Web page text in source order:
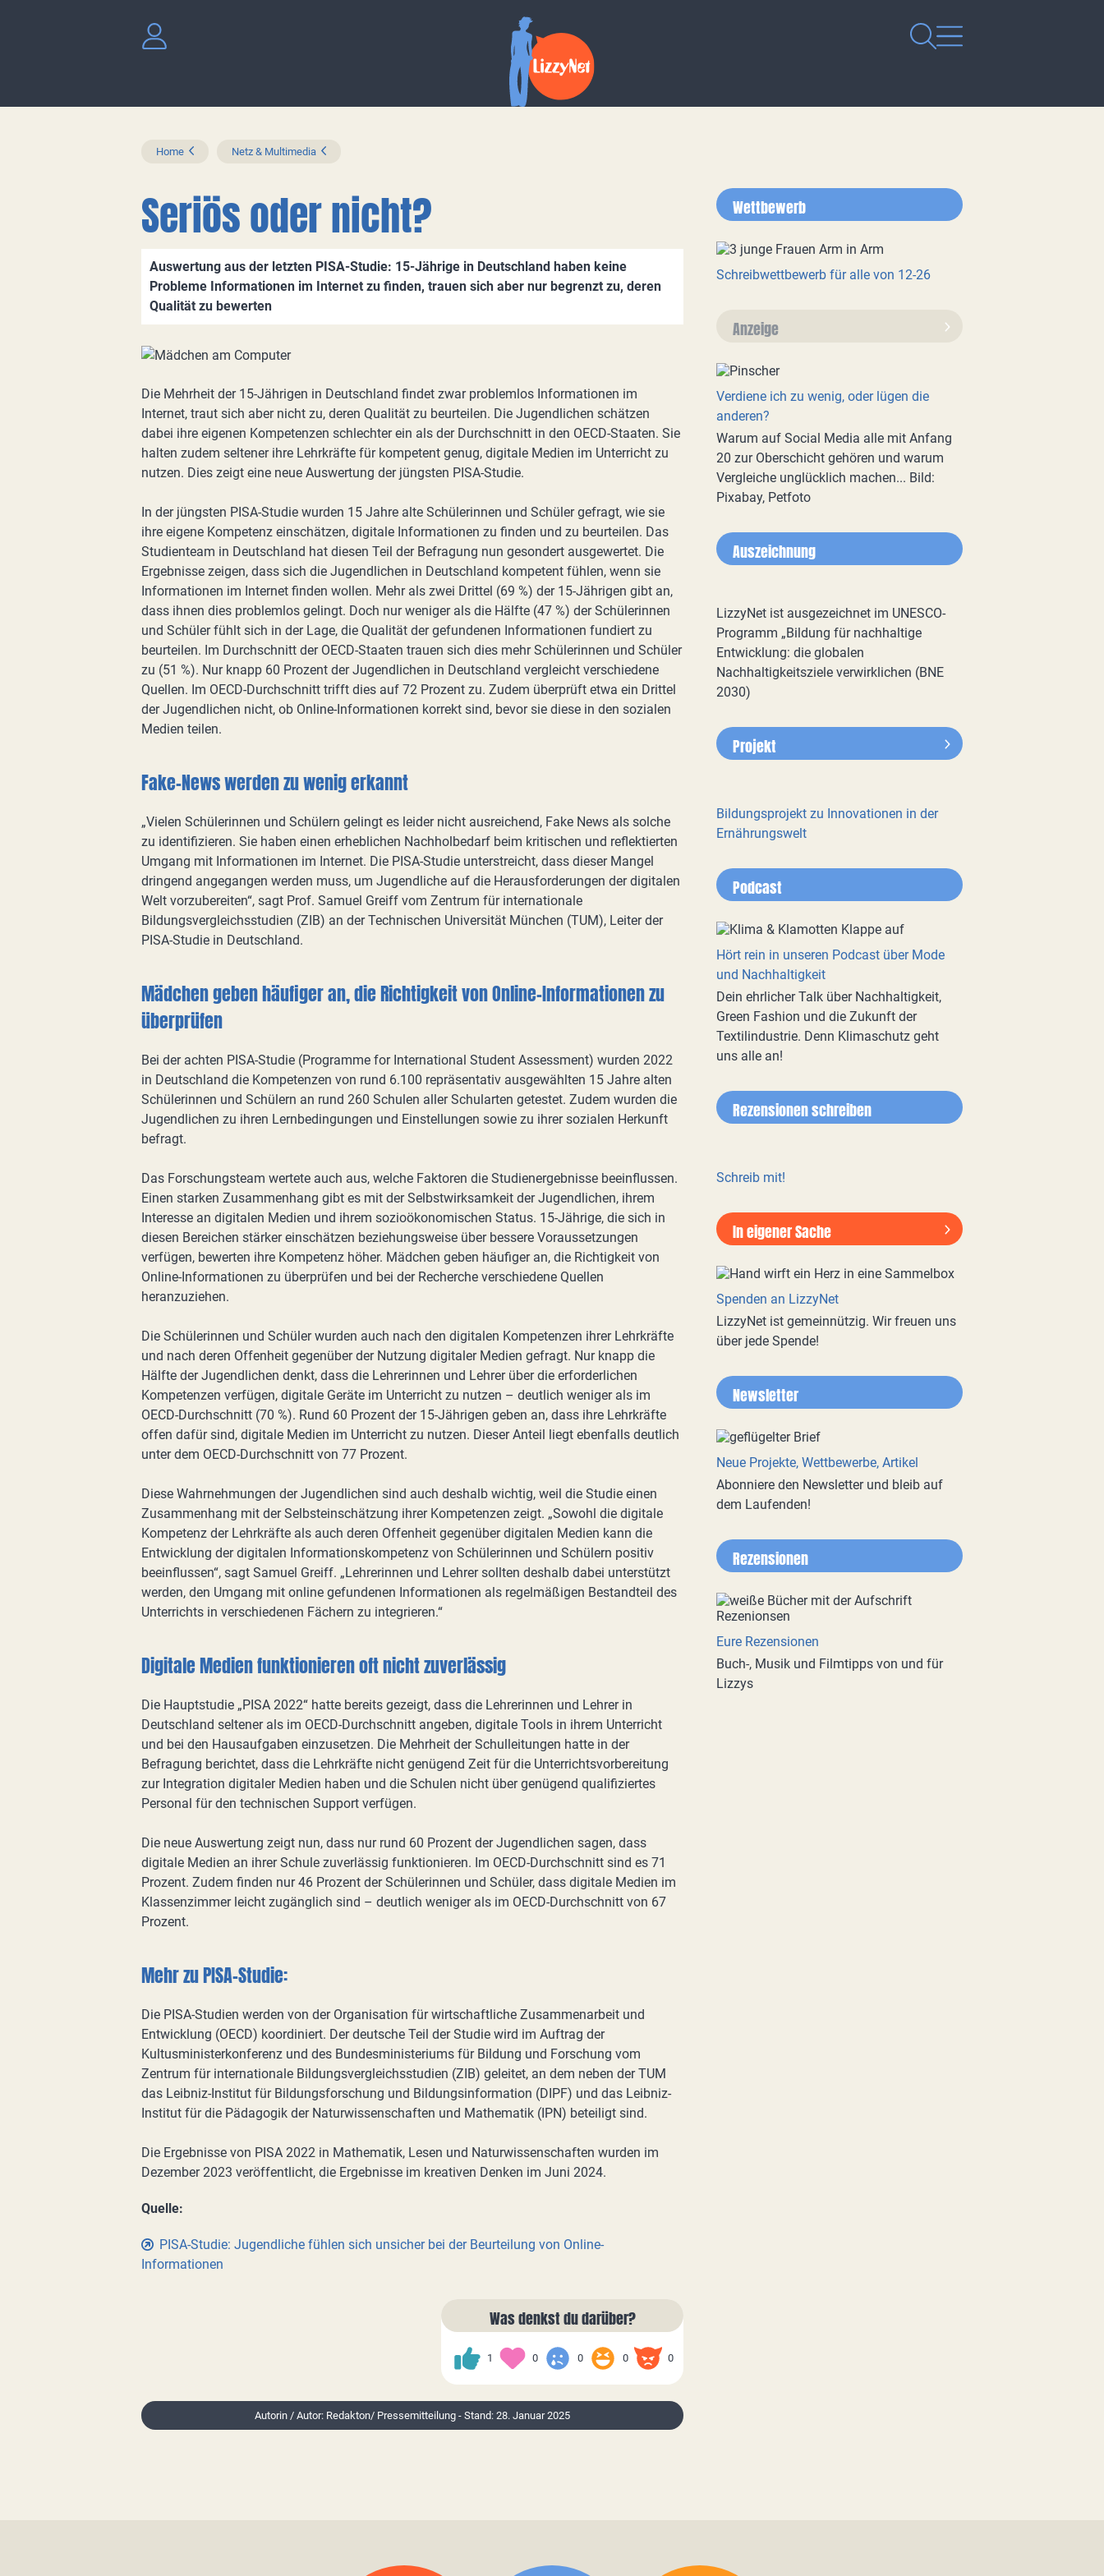
Home Netz & Multimedia
Seriös oder nicht?
Auswertung aus der letzten PISA-Studie: 15-Jährige in Deutschland haben keine
Probleme Informationen im Internet zu finden, trauen sich aber nur begrenzt zu, deren
Qualität zu bewerten
Die Mehrheit der 15-Jährigen in Deutschland findet zwar problemlos Informationen im
Internet, traut sich aber nicht zu, deren Qualität zu beurteilen. Die Jugendlichen schätzen
dabei ihre eigenen Kompetenzen schlechter ein als der Durchschnitt in den OECD-Staaten. Sie
halten zudem seltener ihre Lehrkräfte für kompetent genug, digitale Medien im Unterricht zu
nutzen. Dies zeigt eine neue Auswertung der jüngsten PISA-Studie.
In der jüngsten PISA-Studie wurden 15 Jahre alte Schülerinnen und Schüler gefragt, wie sie
ihre eigene Kompetenz einschätzen, digitale Informationen zu finden und zu beurteilen. Das
Studienteam in Deutschland hat diesen Teil der Befragung nun gesondert ausgewertet. Die
Ergebnisse zeigen, dass sich die Jugendlichen in Deutschland kompetent fühlen, wenn sie
Informationen im Internet finden wollen. Mehr als zwei Drittel (69 %) der 15-Jährigen gibt an,
dass ihnen dies problemlos gelingt. Doch nur weniger als die Hälfte (47 %) der Schülerinnen
und Schüler fühlt sich in der Lage, die Qualität der gefundenen Informationen fundiert zu
beurteilen. Im Durchschnitt der OECD-Staaten trauen sich dies mehr Schülerinnen und Schüler
zu (51 %). Nur knapp 60 Prozent der Jugendlichen in Deutschland vergleicht verschiedene
Quellen. Im OECD-Durchschnitt trifft dies auf 72 Prozent zu. Zudem überprüft etwa ein Drittel
der Jugendlichen nicht, ob Online-Informationen korrekt sind, bevor sie diese in den sozialen
Medien teilen.
Fake-News werden zu wenig erkannt
„Vielen Schülerinnen und Schülern gelingt es leider nicht ausreichend, Fake News als solche
zu identifizieren. Sie haben einen erheblichen Nachholbedarf beim kritischen und reflektierten
Umgang mit Informationen im Internet. Die PISA-Studie unterstreicht, dass dieser Mangel
dringend angegangen werden muss, um Jugendliche auf die Herausforderungen der digitalen
Welt vorzubereiten“, sagt Prof. Samuel Greiff vom Zentrum für internationale
Bildungsvergleichsstudien (ZIB) an der Technischen Universität München (TUM), Leiter der
PISA-Studie in Deutschland.
Mädchen geben häufiger an, die Richtigkeit von Online-Informationen zu
überprüfen
Bei der achten PISA-Studie (Programme for International Student Assessment) wurden 2022
in Deutschland die Kompetenzen von rund 6.100 repräsentativ ausgewählten 15 Jahre alten
Schülerinnen und Schülern an rund 260 Schulen aller Schularten getestet. Zudem wurden die
Jugendlichen zu ihren Lernbedingungen und Einstellungen sowie zu ihrer sozialen Herkunft
befragt.
Das Forschungsteam wertete auch aus, welche Faktoren die Studienergebnisse beeinflussen.
Einen starken Zusammenhang gibt es mit der Selbstwirksamkeit der Jugendlichen, ihrem
Interesse an digitalen Medien und ihrem sozioökonomischen Status. 15-Jährige, die sich in
diesen Bereichen stärker einschätzen beziehungsweise über bessere Voraussetzungen
verfügen, bewerten ihre Kompetenz höher. Mädchen geben häufiger an, die Richtigkeit von
Online-Informationen zu überprüfen und bei der Recherche verschiedene Quellen
heranzuziehen.
Die Schülerinnen und Schüler wurden auch nach den digitalen Kompetenzen ihrer Lehrkräfte
und nach deren Offenheit gegenüber der Nutzung digitaler Medien gefragt. Nur knapp die
Hälfte der Jugendlichen denkt, dass die Lehrerinnen und Lehrer über die erforderlichen
Kompetenzen verfügen, digitale Geräte im Unterricht zu nutzen – deutlich weniger als im
OECD-Durchschnitt (70 %). Rund 60 Prozent der 15-Jährigen geben an, dass ihre Lehrkräfte
offen dafür sind, digitale Medien im Unterricht zu nutzen. Dieser Anteil liegt ebenfalls deutlich
unter dem OECD-Durchschnitt von 77 Prozent.
Diese Wahrnehmungen der Jugendlichen sind auch deshalb wichtig, weil die Studie einen
Zusammenhang mit der Selbsteinschätzung ihrer Kompetenzen zeigt. „Sowohl die digitale
Kompetenz der Lehrkräfte als auch deren Offenheit gegenüber digitalen Medien kann die
Entwicklung der digitalen Informationskompetenz von Schülerinnen und Schülern positiv
beeinflussen“, sagt Samuel Greiff. „Lehrerinnen und Lehrer sollten deshalb dabei unterstützt
werden, den Umgang mit online gefundenen Informationen als regelmäßigen Bestandteil des
Unterrichts in verschiedenen Fächern zu integrieren.“
Digitale Medien funktionieren oft nicht zuverlässig
Die Hauptstudie „PISA 2022“ hatte bereits gezeigt, dass die Lehrerinnen und Lehrer in
Deutschland seltener als im OECD-Durchschnitt angeben, digitale Tools in ihrem Unterricht
und bei den Hausaufgaben einzusetzen. Die Mehrheit der Schulleitungen hatte in der
Befragung berichtet, dass die Lehrkräfte nicht genügend Zeit für die Unterrichtsvorbereitung
zur Integration digitaler Medien haben und die Schulen nicht über genügend qualifiziertes
Personal für den technischen Support verfügen.
Die neue Auswertung zeigt nun, dass nur rund 60 Prozent der Jugendlichen sagen, dass
digitale Medien an ihrer Schule zuverlässig funktionieren. Im OECD-Durchschnitt sind es 71
Prozent. Zudem finden nur 46 Prozent der Schülerinnen und Schüler, dass digitale Medien im
Klassenzimmer leicht zugänglich sind – deutlich weniger als im OECD-Durchschnitt von 67
Prozent.
Mehr zu PISA-Studie:
Die PISA-Studien werden von der Organisation für wirtschaftliche Zusammenarbeit und
Entwicklung (OECD) koordiniert. Der deutsche Teil der Studie wird im Auftrag der
Kultusministerkonferenz und des Bundesministeriums für Bildung und Forschung vom
Zentrum für internationale Bildungsvergleichsstudien (ZIB) geleitet, an dem neben der TUM
das Leibniz-Institut für Bildungsforschung und Bildungsinformation (DIPF) und das Leibniz-
Institut für die Pädagogik der Naturwissenschaften und Mathematik (IPN) beteiligt sind.
Die Ergebnisse von PISA 2022 in Mathematik, Lesen und Naturwissenschaften wurden im
Dezember 2023 veröffentlicht, die Ergebnisse im kreativen Denken im Juni 2024.
Quelle:
PISA-Studie: Jugendliche fühlen sich unsicher bei der Beurteilung von Online-
Informationen
Was denkst du darüber?
1 0 0 0 0
Autorin / Autor: Redakton/ Pressemitteilung - Stand: 28. Januar 2025
Wettbewerb
Schreibwettbewerb für alle von 12-26
Anzeige
Verdiene ich zu wenig, oder lügen die
anderen?
Warum auf Social Media alle mit Anfang
20 zur Oberschicht gehören und warum
Vergleiche unglücklich machen... Bild:
Pixabay, Petfoto
Auszeichnung
LizzyNet ist ausgezeichnet im UNESCO-
Programm „Bildung für nachhaltige
Entwicklung: die globalen
Nachhaltigkeitsziele verwirklichen (BNE
2030)
Projekt
Bildungsprojekt zu Innovationen in der
Ernährungswelt
Podcast
Hört rein in unseren Podcast über Mode
und Nachhaltigkeit
Dein ehrlicher Talk über Nachhaltigkeit,
Green Fashion und die Zukunft der
Textilindustrie. Denn Klimaschutz geht
uns alle an!
Rezensionen schreiben
Schreib mit!
In eigener Sache
Spenden an LizzyNet
LizzyNet ist gemeinnützig. Wir freuen uns
über jede Spende!
Newsletter
Neue Projekte, Wettbewerbe, Artikel
Abonniere den Newsletter und bleib auf
dem Laufenden!
Rezensionen
Eure Rezensionen
Buch-, Musik und Filmtipps von und für
Lizzys